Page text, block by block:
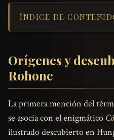
ÍNDICE DE
Orígenes y
Rohonc
La primera mención del
se asocia con el enigmático
ilustrado descubierto en